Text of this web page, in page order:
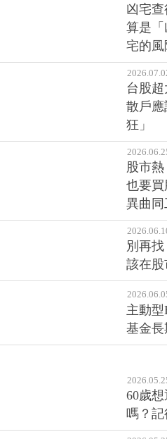
凶宅
算是「
宅的風
台股
散戶
狂」
股市
也要
異曲同
別再
該在
主動型
基金長
60歲
嗎？記